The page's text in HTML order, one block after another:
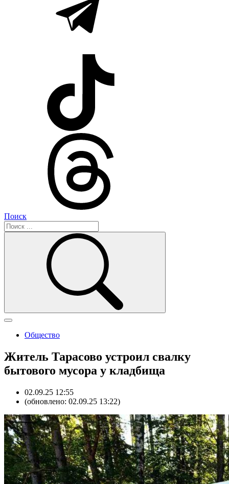
Поиск
Общество
Житель Тарасово устроил свалку
бытового мусора у кладбища
02.09.25 12:55
(обновлено: 02.09.25 13:22)